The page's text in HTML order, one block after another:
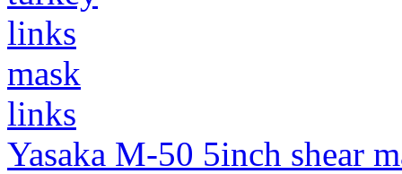
links
mask
links
Yasaka M-50 5inch shear